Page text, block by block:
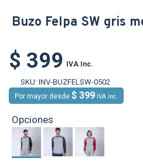
Buzo Felpa SW gris
$ 399 IVA Inc.
SKU: INV-BUZFELSW-0502
Por mayor desde $ 399 IVA inc.
Opciones